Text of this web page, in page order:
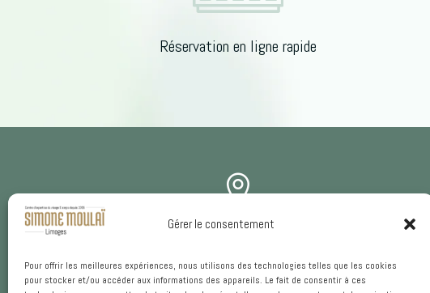
Gérer le consentement
Pour offrir les meilleures expériences, nous utilisons des technologies telles que les cookies
pour stocker et/ou accéder aux informations des appareils. Le fait de consentir à ces
Réservation en ligne rapide

Centre d’expertise du visage et corps
13 Boulevard Georges Périn